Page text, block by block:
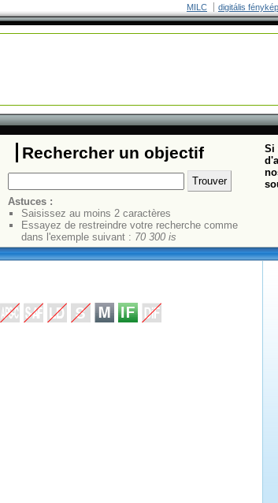
MILC digitális
Rechercher un objectif
Astuces :
Saisissez au moins 2 caractères
Essayez de restreindre votre recherche comme
dans l'exemple suivant : 70 300 is
Si